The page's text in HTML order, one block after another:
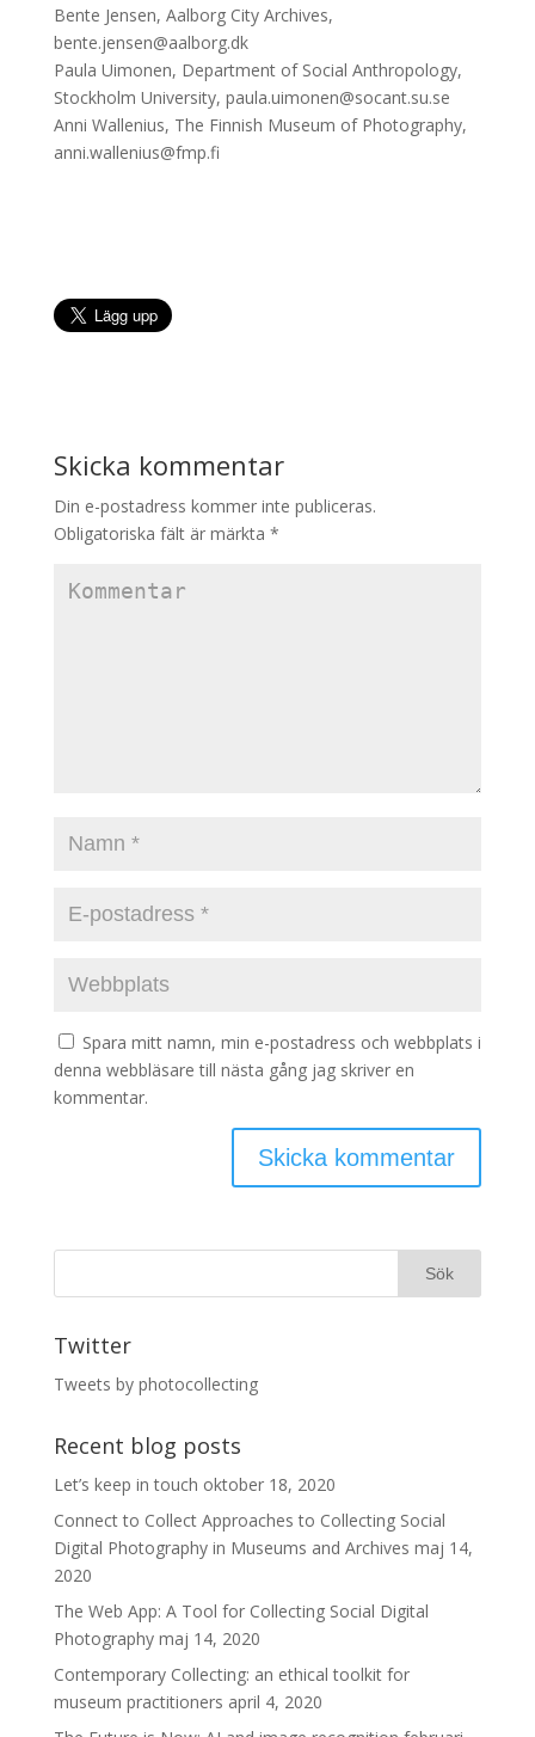
Bente Jensen, Aalborg City Archives,
bente.jensen@aalborg.dk
Paula Uimonen, Department of Social Anthropology,
Stockholm University, paula.uimonen@socant.su.se
Anni Wallenius, The Finnish Museum of Photography,
anni.wallenius@fmp.fi
Skicka kommentar
Din e-postadress kommer inte publiceras.
Obligatoriska fält är märkta *
Spara mitt namn, min e-postadress och webbplats i
denna webbläsare till nästa gång jag skriver en
kommentar.
Twitter
Tweets by photocollecting
Recent blog posts
Let’s keep in touch oktober 18, 2020
Connect to Collect Approaches to Collecting Social
Digital Photography in Museums and Archives maj 14,
2020
The Web App: A Tool for Collecting Social Digital
Photography maj 14, 2020
Contemporary Collecting: an ethical toolkit for
museum practitioners april 4, 2020